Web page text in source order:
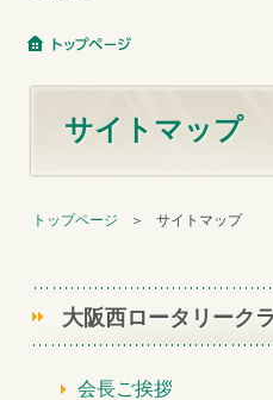
サイトマップ
トップページ ＞ サイトマップ
大阪西ロータリーク
会長ご挨拶